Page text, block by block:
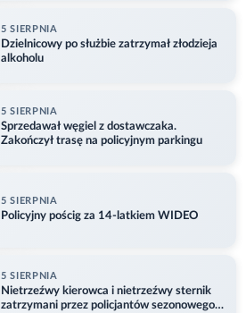
5 SIERPNIA
Dzielnicowy po służbie zatrzymał złodzieja
alkoholu
5 SIERPNIA
Sprzedawał węgiel z dostawczaka.
Zakończył trasę na policyjnym parkingu
5 SIERPNIA
Policyjny pościg za 14-latkiem WIDEO
5 SIERPNIA
Nietrzeźwy kierowca i nietrzeźwy sternik
zatrzymani przez policjantów sezonowego